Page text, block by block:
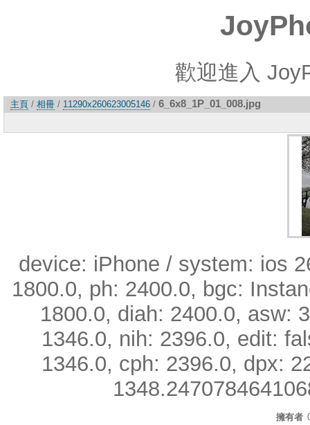
歡迎進入
主頁 / 相冊 / 11290x260623005146 / 6_6x8_1P_01_008.jpg
device: iPhone / system: ios
1800.0, ph: 2400.0, bgc:
1800.0, diah: 2400.0, asw:
1346.0, nih: 2396.0, edit:
1346.0, cph: 2396.0, dpx:
擁有者